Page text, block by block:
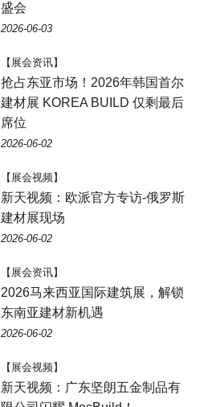
盛会
2026-06-03
【展会资讯】
抢占东亚市场！2026年韩国首尔
建材展 KOREA BUILD 仅剩最后
席位
2026-06-02
【展会视频】
新天视频：欧派官方专访-俄罗斯
建材展现场
2026-06-02
【展会资讯】
2026马来西亚国际建筑展，解锁
东南亚建材新机遇
2026-06-02
【展会视频】
新天视频：广东坚朗五金制品有